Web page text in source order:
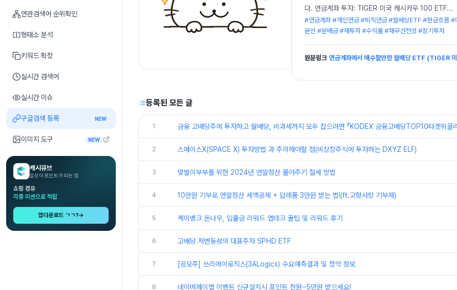
연관검색어 순위확인
형태소 분석
키워드 확장
실시간 검색어
실시간 이슈
구글검색 등록 NEW
이미지 도구 NEW
캐시큐브
일상이 포인트가 되는 앱
쇼핑 경유
각종 미션으로 적립
앱다운로드 ㄱㄱ?→
다. 연금계좌 투자: TIGER 미국 캐시카우 100 ETF...
#연금계좌 #개인연금 #퇴직연금 #월배당ETF #현금흐름
분산 #분배금 #재투자 #수익률 #재무건전성 #장기투자
원문링크 연금계좌에서 매수할만한 월배당 ETF (TIGER
등록된 모든 글
1 금융 고배당주에 투자하고 월배당, 비과세까지 모두 잡으려면 『KODEX 금융고배당TOP10타겟위클
2 스페이스X(SPACE X) 투자방법 과 주의해야할 점(비상장주식에 투자하는 DXYZ ELF)
3 맞벌이부부를 위한 2024년 연말정산 몰아주기 절세 방법
4 10만원 기부로 연말정산 세액공제 + 답례품 3만원 받는 법!(ft.고향사랑 기부제)
5 케이뱅크 돈나무, 입출금 리워드 앱테크 꿀팁 및 리워드 후기
6 고배당 저변동성의 대표주자 SPHD ETF
7 [공모주] 쓰리에이로직스(3ALogics) 수요예측결과 및 청약 정보
8 네이버페이앱 이벤트 신규설치시 포인트 천원~5만원 받으세요!